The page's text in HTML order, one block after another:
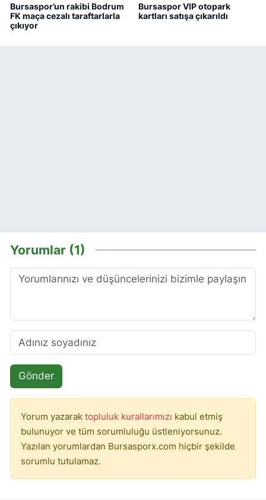
Bursaspor’un rakibi Bodrum
FK maça cezalı taraftarlarla
çıkıyor
Bursaspor VIP otopark
kartları satışa çıkarıldı
Yorumlar (1)
Gönder
Yorum yazarak topluluk kurallarımızı kabul etmiş
bulunuyor ve tüm sorumluluğu üstleniyorsunuz.
Yazılan yorumlardan Bursasporx.com hiçbir şekilde
sorumlu tutulamaz.